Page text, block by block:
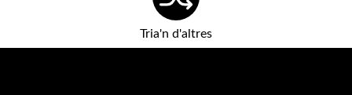
Tria'n d'altres